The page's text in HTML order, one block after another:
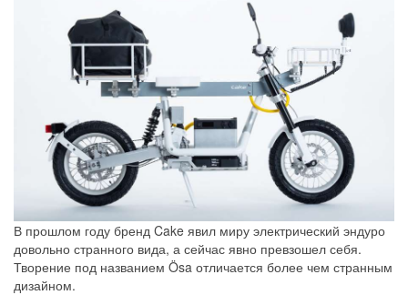
В прошлом году бренд Cake явил миру электрический эндуро
довольно странного вида, а сейчас явно превзошел себя.
Творение под названием Ösa отличается более чем странным
дизайном.